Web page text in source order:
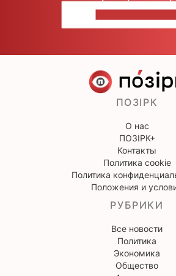
ПОЗІРК
О нас
ПОЗІРК+
Контакты
Политика cookie
Политика
Положения и
РУБРИКИ
Все новости
Политика
Экономика
Общество